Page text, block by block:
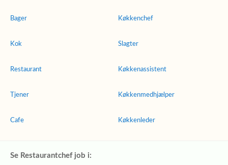
Bager
Kok
Restaurant
Tjener
Cafe
Køkkenchef
Slagter
Køkkenassistent
Køkkenmedhjælper
Køkkenleder
Se Restaurantchef job i: